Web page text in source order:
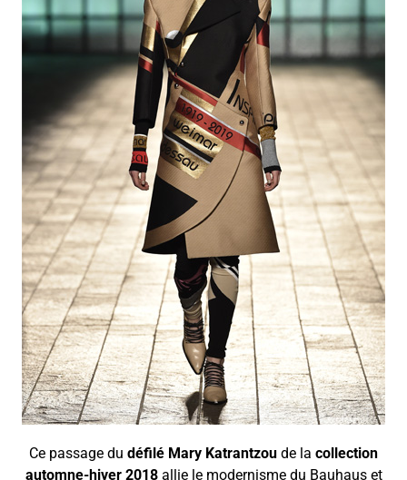
Ce passage du défilé Mary Katrantzou de la collection
automne-hiver 2018allie le modernisme du Bauhaus et